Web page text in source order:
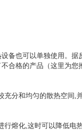
备也可以单独使用。
合格的产品（这里为您
分和均匀的散热空间,
熔化,这时可以降低电